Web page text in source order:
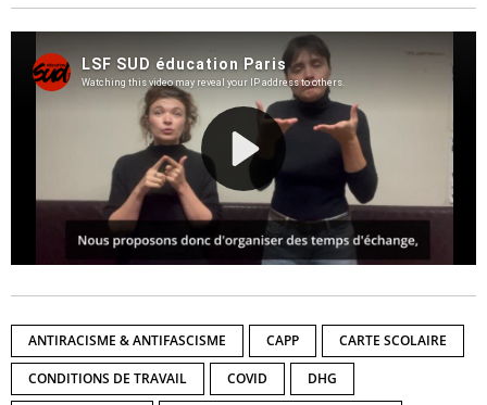
ANTIRACISME & ANTIFASCISME CAPP CARTE SCOLAIRE
CONDITIONS DE TRAVAIL COVID DHG